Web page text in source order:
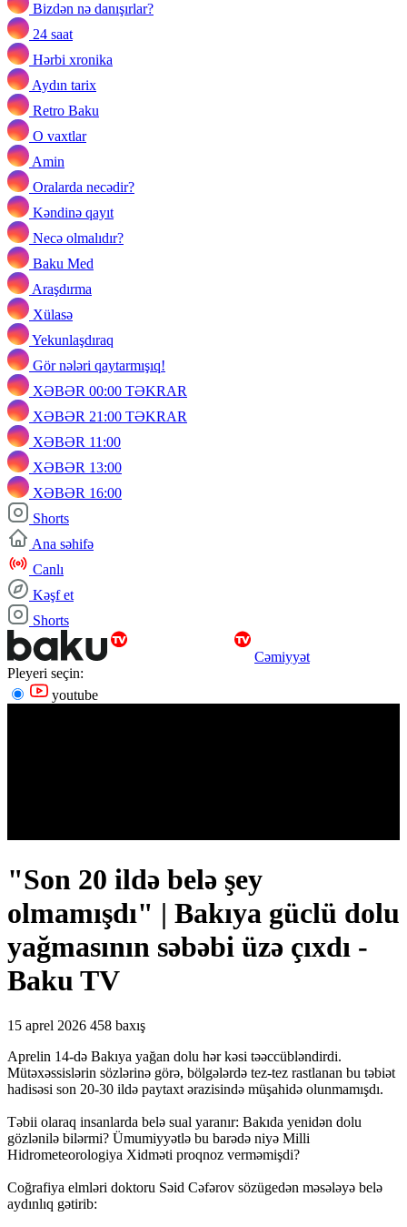
Bizdən nə danışırlar?
24 saat
Hərbi xronika
Aydın tarix
Retro Baku
O vaxtlar
Amin
Oralarda necədir?
Kəndinə qayıt
Necə olmalıdır?
Baku Med
Araşdırma
Xülasə
Yekunlaşdıraq
Gör nələri qaytarmışıq!
XƏBƏR 00:00 TƏKRAR
XƏBƏR 21:00 TƏKRAR
XƏBƏR 11:00
XƏBƏR 13:00
XƏBƏR 16:00
Shorts
Ana səhifə
Canlı
Kəşf et
Shorts
Cəmiyyət
Pleyeri seçin:
youtube
"Son 20 ildə belə şey
olmamışdı" | Bakıya güclü dolu
yağmasının səbəbi üzə çıxdı -
Baku TV
15 aprel 2026 458 baxış
Aprelin 14-də Bakıya yağan dolu hər kəsi təəccübləndirdi.
Mütəxəssislərin sözlərinə görə, bölgələrdə tez-tez rastlanan bu təbiət
hadisəsi son 20-30 ildə paytaxt ərazisində müşahidə olunmamışdı.
Təbii olaraq insanlarda belə sual yaranır: Bakıda yenidən dolu
gözlənilə bilərmi? Ümumiyyətlə bu barədə niyə Milli
Hidrometeorologiya Xidməti proqnoz verməmişdi?
Coğrafiya elmləri doktoru Səid Cəfərov sözügedən məsələyə belə
aydınlıq gətirib: